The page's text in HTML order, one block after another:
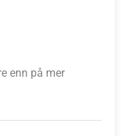
enn på mer